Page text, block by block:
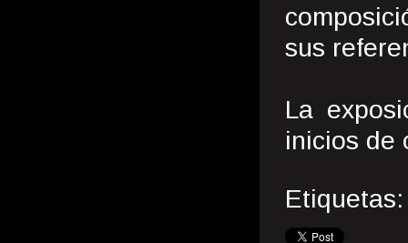
sus
La
inicios de
Etiquetas: